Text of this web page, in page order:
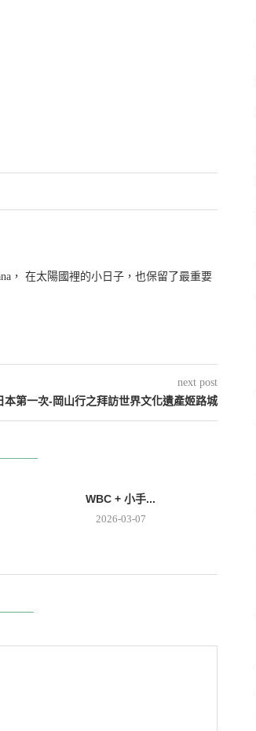
， 在太陽國裡的小日子，也保留了最重要
next post
本第一次-岡山行之拜訪世界文化遺產姬路城
WBC + 小手...
2026-03-07